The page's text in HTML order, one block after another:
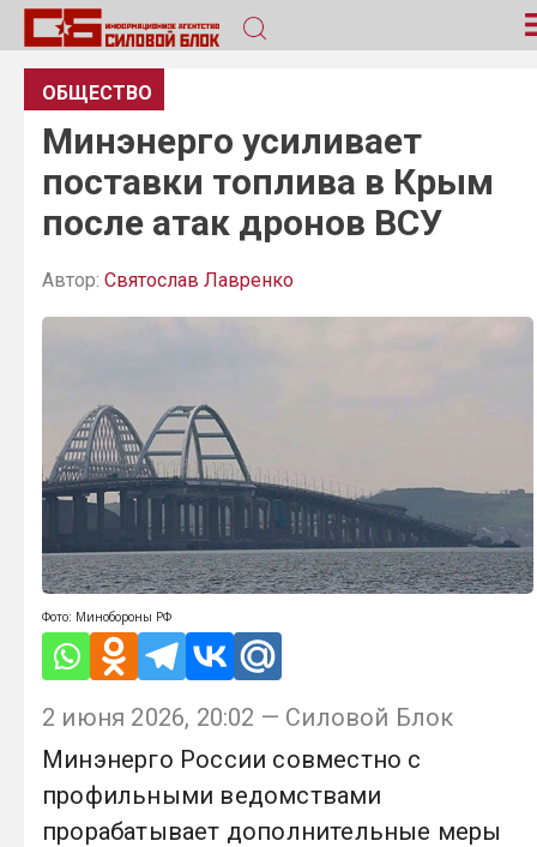
ОБЩЕСТВО
Минэнерго усиливает
поставки топлива в Крым
после атак дронов ВСУ
Автор: Святослав Лавренко
Фото: Минобороны РФ
2 июня 2026, 20:02 — Силовой Блок
Минэнерго России совместно с
профильными ведомствами
прорабатывает дополнительные меры